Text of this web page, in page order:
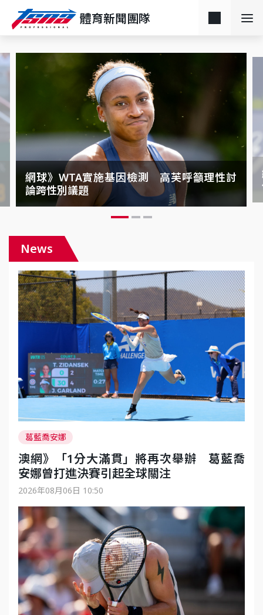
體育新聞團隊
網球》WTA實施基因檢測 高芙呼籲理性討
論跨性別議題
News
葛藍喬安娜
澳網》「1分大滿貫」將再次舉辦 葛藍喬
安娜曾打進決賽引起全球關注
2026年08月06日 10:50